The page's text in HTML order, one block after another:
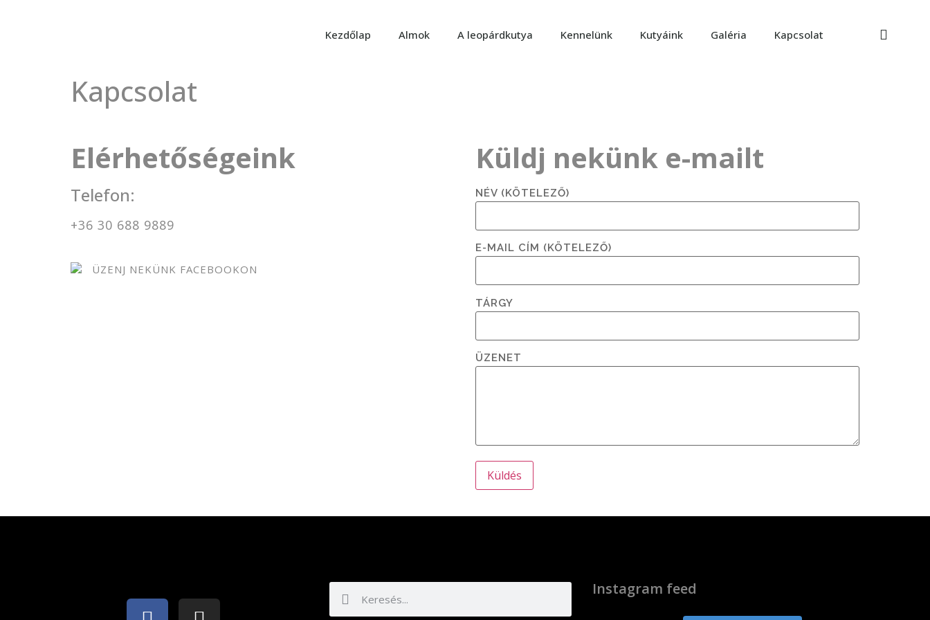
Kezdőlap Almok A leopárdkutya Kennelünk Kutyáink Galéria Kapcsolat
Kapcsolat
Elérhetőségeink
Telefon:
+36 30 688 9889
ÜZENJ NEKÜNK FACEBOOKON
Küldj nekünk e-mailt
NÉV (KÖTELEZŐ)
E-MAIL CÍM (KÖTELEZŐ)
TÁRGY
ÜZENET
Instagram feed